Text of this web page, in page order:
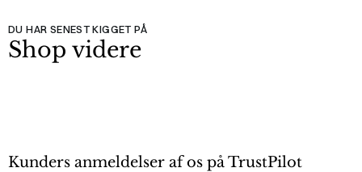
DU HAR SENEST KIGGET PÅ
Shop videre
Kunders anmeldelser af os på TrustPilot